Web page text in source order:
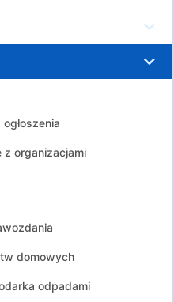
z organizacjami
domowych
odpadami